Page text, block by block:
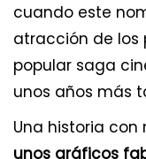
cuando este
atracción de los
popular saga
unos años más
Una historia con
unos gráficos